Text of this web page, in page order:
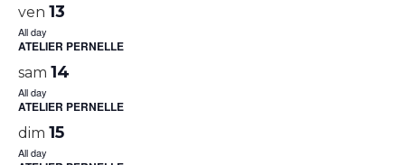
ven 13
All day
ATELIER PERNELLE
sam 14
All day
ATELIER PERNELLE
dim 15
All day